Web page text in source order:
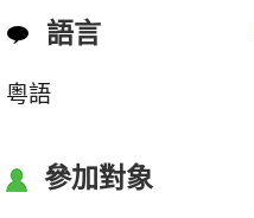
語言
粵語
參加對象